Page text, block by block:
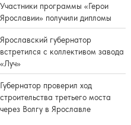
Участники программы «Герои
Ярославии» получили дипломы
Ярославский губернатор
встретился с коллективом завода
«Луч»
Губернатор проверил ход
строительства третьего моста
через Волгу в Ярославле